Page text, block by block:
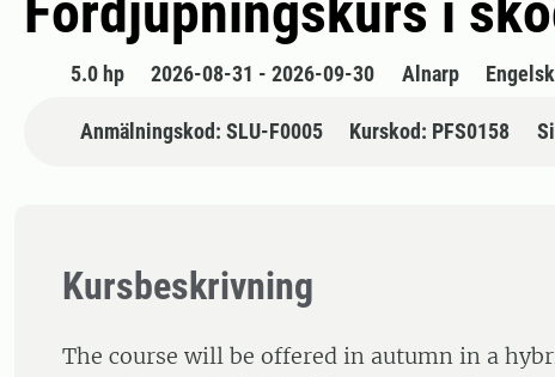
5.0 hp 2026-08-31 - 2026-09-30 Alnarp
Anmälningskod: SLU-F0005 Kurskod: PFS0158
Kursbeskrivning
The course will be offered in autumn in a